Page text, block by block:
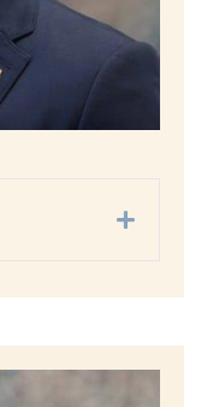
Expand